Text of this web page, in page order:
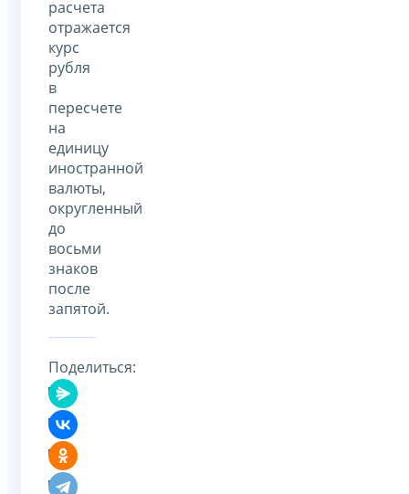
расчета
отражается
курс
рубля
в
пересчете
на
единицу
иностранной
валюты,
округленный
до
восьми
знаков
после
запятой.
Поделиться: